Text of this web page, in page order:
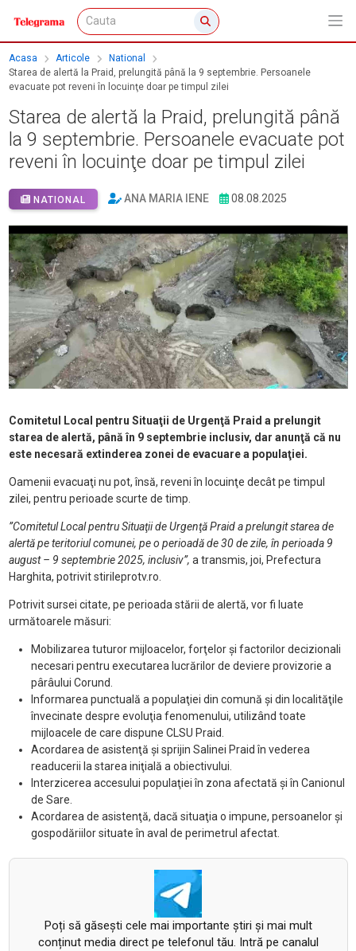
Acasa Articole
National
Starea de alertă la Praid, prelungită până la 9 septembrie. Persoanele
evacuate pot reveni în locuinţe doar pe timpul zilei
Starea de alertă la Praid, prelungită până
la 9 septembrie. Persoanele evacuate pot
reveni în locuinţe doar pe timpul zilei
NATIONAL ANA MARIA IENE 08.08.2025
Comitetul Local pentru Situaţii de Urgenţă Praid a prelungit
starea de alertă, până în 9 septembrie inclusiv, dar anunţă că nu
este necesară extinderea zonei de evacuare a populaţiei.
Oamenii evacuaţi nu pot, însă, reveni în locuinţe decât pe timpul
zilei, pentru perioade scurte de timp.
”Comitetul Local pentru Situaţii de Urgenţă Praid a prelungit starea de
alertă pe teritoriul comunei, pe o perioadă de 30 de zile, în perioada 9
august – 9 septembrie 2025, inclusiv”, a transmis, joi, Prefectura
Harghita, potrivit stirileprotv.ro.
Potrivit sursei citate, pe perioada stării de alertă, vor fi luate
următoarele măsuri:
Mobilizarea tuturor mijloacelor, forţelor şi factorilor decizionali
necesari pentru executarea lucrărilor de deviere provizorie a
pârâului Corund.
Informarea punctuală a populaţiei din comună şi din localităţile
învecinate despre evoluţia fenomenului, utilizând toate
mijloacele de care dispune CLSU Praid.
Acordarea de asistenţă şi sprijin Salinei Praid în vederea
readucerii la starea iniţială a obiectivului.
Interzicerea accesului populaţiei în zona afectată şi în Canionul
de Sare.
Acordarea de asistenţă, dacă situaţia o impune, persoanelor şi
gospodăriilor situate în aval de perimetrul afectat.
Poți să găsești cele mai importante știri și mai mult
conținut media direct pe telefonul tău. Intră pe canalul